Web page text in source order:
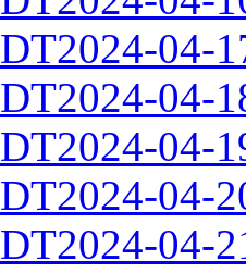
04-
04-
04-
04-
04-